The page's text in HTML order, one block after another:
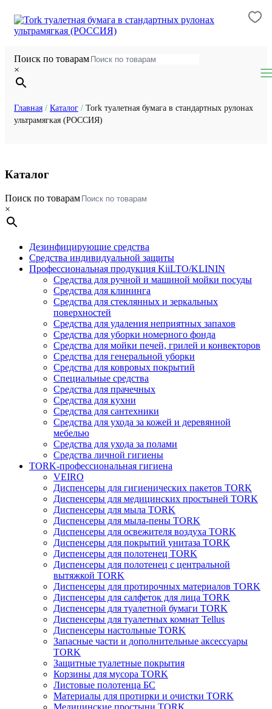
Поиск по товарам
×
Главная / Каталог / Tork туалетная бумага в стандартных рулонах
ультрамягкая (РОССИЯ)
Каталог
Поиск по товарам
×
Дезинфицирующие средства
Средства индивидуальной защиты
Профессиональная продукция KiiLTO/KLININ
Средства для ручной и машиной мойки посуды
Средства для клининга
Средства для стеклянных и зеркальных
поверхностей
Средства для удаления неприятных запахов
Средства для уборки номерного фонда
Средства для мойки печей, грилей и конвекторов
Средства для генеральной уборки
Средства для ковровых покрытий
Специальные средства
Средства для прачечных
Средства для кухни
Средства для сантехники
Средства для ухода за кожей и деревянной
мебелью
Средства для ухода за полами
Средства личной гигиены
TORK-профессиональная гигиена
VEIRO
Диспенсеры для гигиенических пакетов TORK
Диспенсеры для медицинских простыней TORK
Диспенсеры для мыла TORK
Диспенсеры для мыла-пены TORK
Диспенсеры для освежителя воздуха TORK
Диспенсеры для покрытий унитаза TORK
Диспенсеры для полотенец TORK
Диспенсеры для полотенец с центральной
вытяжкой TORK
Диспенсеры для протирочных материалов TORK
Диспенсеры для салфеток для лица TORK
Диспенсеры для туалетной бумаги TORK
Диспенсеры для туалетных комнат Tellus
Диспенсеры настольные TORK
Запасные части и дополнительные аксессуары
TORK
Защитные туалетные покрытия
Корзины для мусора TORK
Листовые полотенца БС
Материалы для протирки и очистки TORK
Медицинские простыни TORK